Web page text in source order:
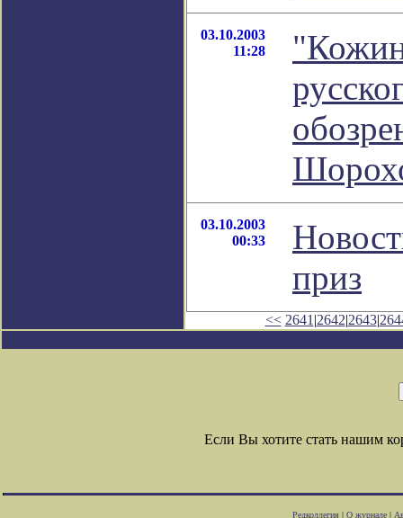
03.10.2003
11:28
03.10.2003
00:33
приз
<< 2641 |2642|2643|
Если Вы хотите стать нашим
Редколлегия| О журнале|